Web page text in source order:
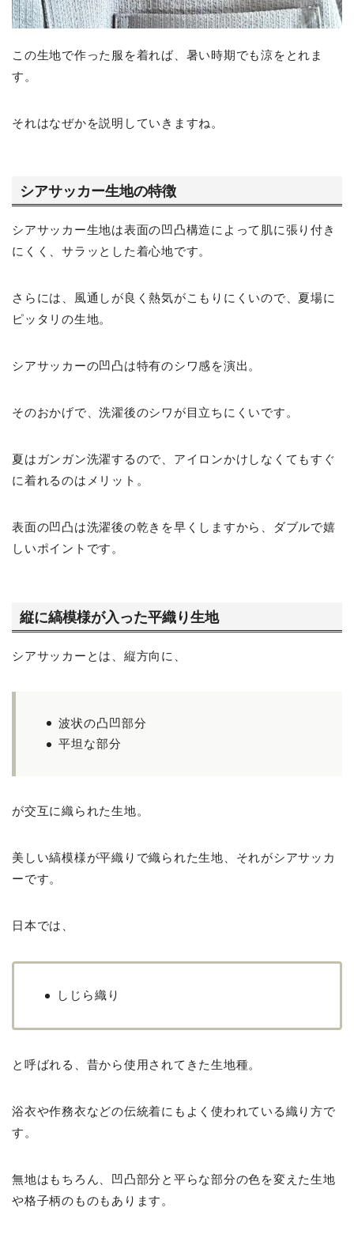
この生地で作った服を着れば、暑い時期でも涼をとれま
す。
それはなぜかを説明していきますね。
シアサッカー生地の特徴
シアサッカー生地は表面の凹凸構造によって肌に張り付き
にくく、サラッとした着心地です。
さらには、風通しが良く熱気がこもりにくいので、夏場に
ピッタリの生地。
シアサッカーの凹凸は特有のシワ感を演出。
そのおかげで、洗濯後のシワが目立ちにくいです。
夏はガンガン洗濯するので、アイロンかけしなくてもすぐ
に着れるのはメリット。
表面の凹凸は洗濯後の乾きを早くしますから、ダブルで嬉
しいポイントです。
縦に縞模様が入った平織り生地
シアサッカーとは、縦方向に、
波状の凸凹部分
平坦な部分
が交互に織られた生地。
美しい縞模様が平織りで織られた生地、それがシアサッカ
ーです。
日本では、
しじら織り
と呼ばれる、昔から使用されてきた生地種。
浴衣や作務衣などの伝統着にもよく使われている織り方で
す。
無地はもちろん、凹凸部分と平らな部分の色を変えた生地
や格子柄のものもあります。